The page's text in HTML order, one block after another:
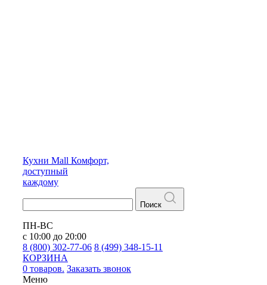
Кухни Mall Комфорт,
доступный
каждому
Поиск
ПН-ВС
с 10:00 до 20:00
8 (800) 302-77-06 8 (499) 348-15-11
КОРЗИНА
0 товаров. Заказать звонок
Меню